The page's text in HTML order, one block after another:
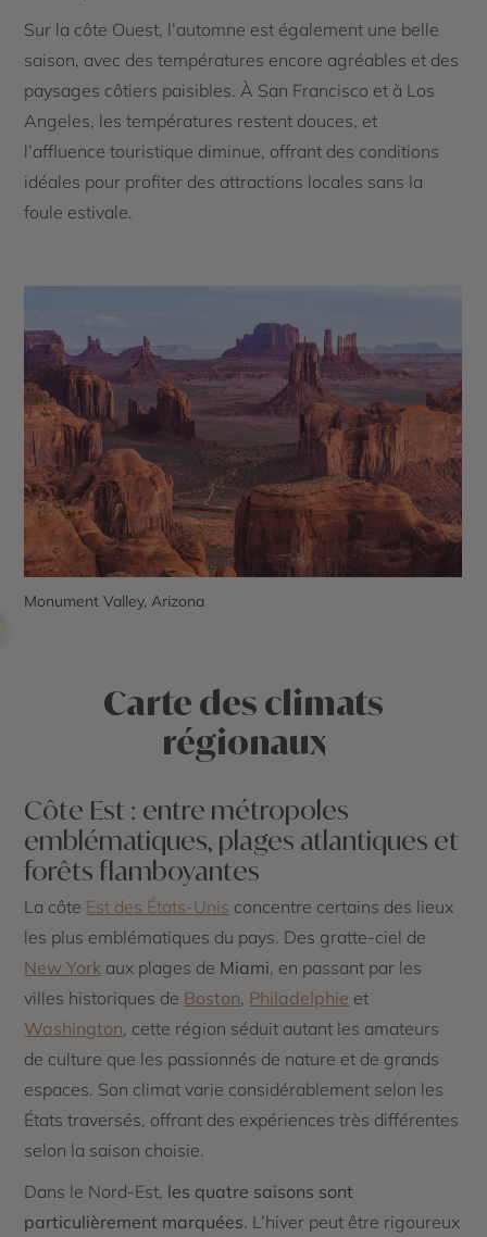
Sur la côte Ouest, l’automne est également une belle
saison, avec des températures encore agréables et des
paysages côtiers paisibles. À San Francisco et à Los
Angeles, les températures restent douces, et
l’affluence touristique diminue, offrant des conditions
idéales pour profiter des attractions locales sans la
foule estivale.
Monument Valley, Arizona
Carte des climats
régionaux
Côte Est : entre métropoles
emblématiques, plages atlantiques et
forêts flamboyantes
La côte Est des États-Unis concentre certains des lieux
les plus emblématiques du pays. Des gratte-ciel de
New York aux plages de Miami, en passant par les
villes historiques de Boston, Philadelphie et
Washington, cette région séduit autant les amateurs
de culture que les passionnés de nature et de grands
espaces. Son climat varie considérablement selon les
États traversés, offrant des expériences très différentes
selon la saison choisie.
Dans le Nord-Est, les quatre saisons sont
particulièrement marquées. L’hiver peut être rigoureux